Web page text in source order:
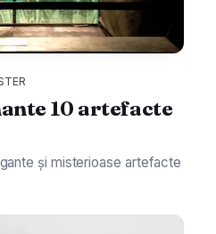
10 artefacte
și misterioase artefacte